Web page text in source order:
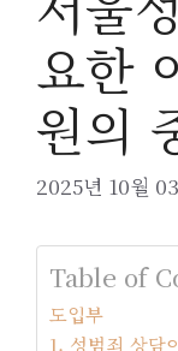
요한
원의
2025년 10월
Table of
도입부
1. 성범죄 상담